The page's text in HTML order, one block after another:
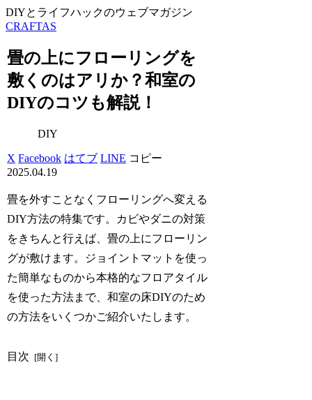
DIYとライフハックのウェブマガジン
CRAFTAS
畳の上にフローリングを
敷くのはアリか？和室の
DIYのコツも解説！
DIY
X Facebook はてブ LINE コピー
2025.04.19
畳を外すことなくフローリングへ変える
DIY方法の特集です。カビやダニの対策
をきちんと行えば、畳の上にフローリン
グが敷けます。ジョイントマットを使っ
た簡単なものから本格的なフロアタイル
を使った方法まで、和室の床DIYのため
の方法をいくつかご紹介いたします。
目次